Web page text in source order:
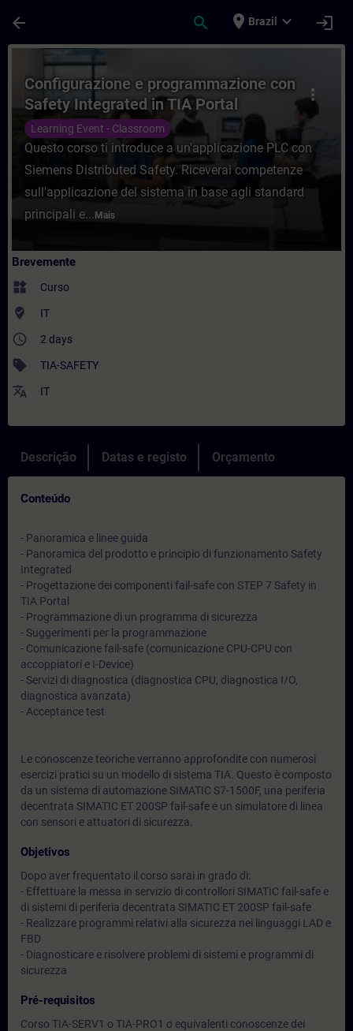
arrow_back search place Brazil expand_more login
Curso - Configurazione e
more_vert
Configurazione e programmazione con
Safety Integrated in TIA Portal
Learning Event - Classroom
Questo corso ti introduce a un'applicazione PLC con
Siemens Distributed Safety. Riceverai competenze
sull'applicazione del sistema in base agli standard
principali e... Mais
Brevemente
widgets Curso
where_to_vote IT
access_time 2 days
sell TIA-SAFETY
translate IT
Descrição Datas e registo Orçamento
Conteúdo
- Panoramica e linee guida
- Panoramica del prodotto e principio di funzionamento Safety
Integrated
- Progettazione dei componenti fail-safe con STEP 7 Safety in
TIA Portal
- Programmazione di un programma di sicurezza
- Suggerimenti per la programmazione
- Comunicazione fail-safe (comunicazione CPU-CPU con
accoppiatori e I-Device)
- Servizi di diagnostica (diagnostica CPU, diagnostica I/O,
diagnostica avanzata)
- Acceptance test
Le conoscenze teoriche verranno approfondite con numerosi
esercizi pratici su un modello di sistema TIA. Questo è composto
da un sistema di automazione SIMATIC S7-1500F, una periferia
decentrata SIMATIC ET 200SP fail-safe e un simulatore di linea
con sensori e attuatori di sicurezza.
Objetivos
Dopo aver frequentato il corso sarai in grado di:
- Effettuare la messa in servizio di controllori SIMATIC fail-safe e
di sistemi di periferia decentrata SIMATIC ET 200SP fail-safe
- Realizzare programmi relativi alla sicurezza nei linguaggi LAD e
FBD
- Diagnosticare e risolvere problemi di sistemi e programmi di
sicurezza
Pré-requisitos
Corso TIA-SERV1 o TIA-PRO1 o equivalenti conoscenze dei